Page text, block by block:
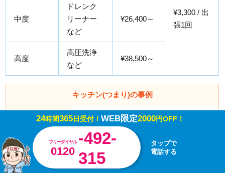
¥3,300 / 出
張1回
中度
ドレンク
リーナー
など
¥26,400～
高度
高圧洗浄
など
¥38,500～
キッチン(つまり)の事例
事例内容 台所シンクに水がたまる
所要時間 50分
解決方法 ジャバラホース交換
24時間365日受付！ WEB限定2000円OFF！
フリーダイヤル
0120
-492-
315
タップで
電話する